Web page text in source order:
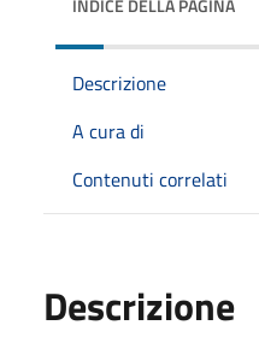
Descrizione
A cura di
Contenuti correlati
Descrizione